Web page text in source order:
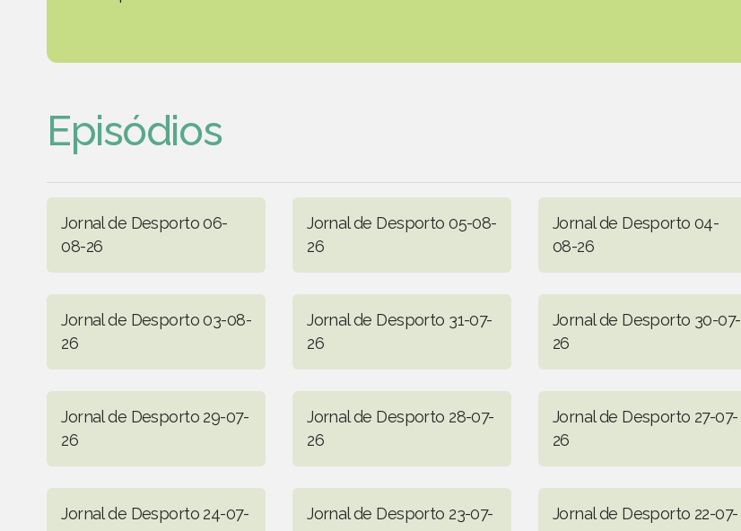
Episódios
Jornal de Desporto 06-
08-26
Jornal de Desporto 05-08-
26
Jornal de Desporto 04-
08-26
Jornal de Desporto 03-08-
26
Jornal de Desporto 31-07-
26
Jornal de Desporto 30-07-
26
Jornal de Desporto 29-07-
26
Jornal de Desporto 28-07-
26
Jornal de Desporto 27-07-
26
Jornal de Desporto 24-07-
Jornal de Desporto 23-07-
Jornal de Desporto 22-07-